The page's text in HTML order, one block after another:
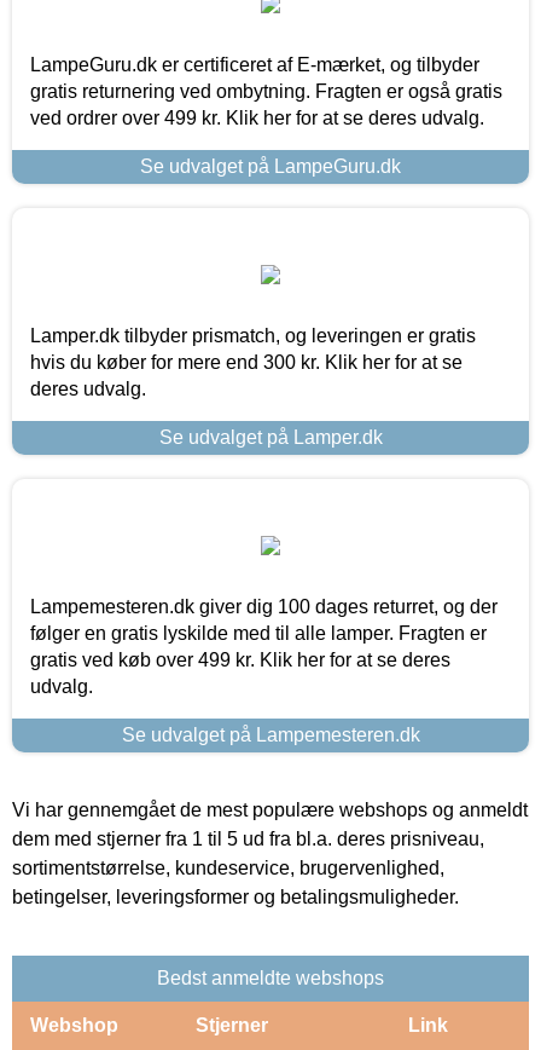
LampeGuru.dk er certificeret af E-mærket, og tilbyder
gratis returnering ved ombytning. Fragten er også gratis
ved ordrer over 499 kr. Klik her for at se deres udvalg.
Se udvalget på LampeGuru.dk
Lamper.dk tilbyder prismatch, og leveringen er gratis
hvis du køber for mere end 300 kr. Klik her for at se
deres udvalg.
Se udvalget på Lamper.dk
Lampemesteren.dk giver dig 100 dages returret, og der
følger en gratis lyskilde med til alle lamper. Fragten er
gratis ved køb over 499 kr. Klik her for at se deres
udvalg.
Se udvalget på Lampemesteren.dk
Vi har gennemgået de mest populære webshops og anmeldt
dem med stjerner fra 1 til 5 ud fra bl.a. deres prisniveau,
sortimentstørrelse, kundeservice, brugervenlighed,
betingelser, leveringsformer og betalingsmuligheder.
Bedst anmeldte webshops
Webshop Stjerner Link